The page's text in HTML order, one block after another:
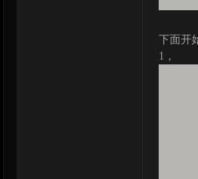
下面开
1， 首